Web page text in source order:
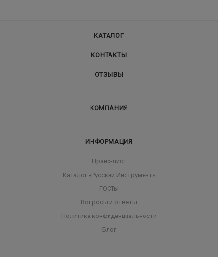
КАТАЛОГ
КОНТАКТЫ
ОТЗЫВЫ
КОМПАНИЯ
ИНФОРМАЦИЯ
Прайс-лист
Каталог «Русский Инструмент»
ГОСТы
Вопросы и ответы
Политика конфиденциальности
Блог